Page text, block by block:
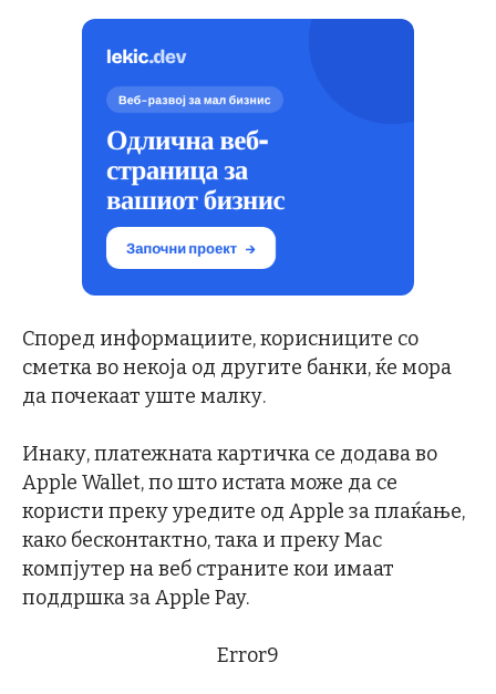
Според информациите, корисниците со
сметка во некоја од другите банки, ќе мора
да почекаат уште малку.
Инаку, платежната картичка се додава во
Apple Wallet, по што истата може да се
користи преку уредите од Apple за плаќање,
како бесконтактно, така и преку Mac
компјутер на веб страните кои имаат
поддршка за Apple Pay.
Error9